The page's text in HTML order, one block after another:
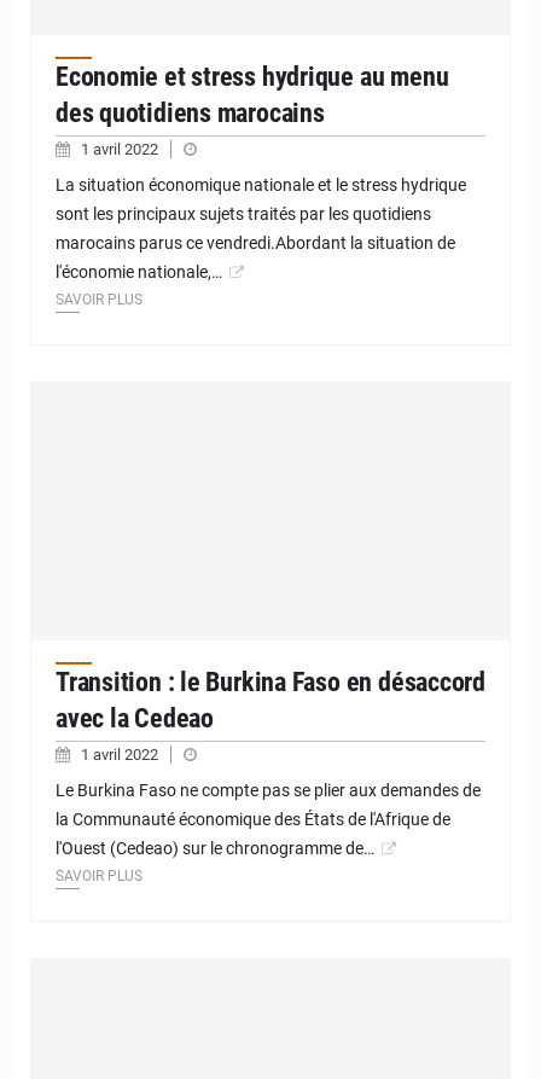
Economie et stress hydrique au menu
des quotidiens marocains
1 avril 2022
La situation économique nationale et le stress hydrique
sont les principaux sujets traités par les quotidiens
marocains parus ce vendredi.Abordant la situation de
l'économie nationale,…
SAVOIR PLUS
Transition : le Burkina Faso en désaccord
avec la Cedeao
1 avril 2022
Le Burkina Faso ne compte pas se plier aux demandes de
la Communauté économique des États de l'Afrique de
l'Ouest (Cedeao) sur le chronogramme de…
SAVOIR PLUS